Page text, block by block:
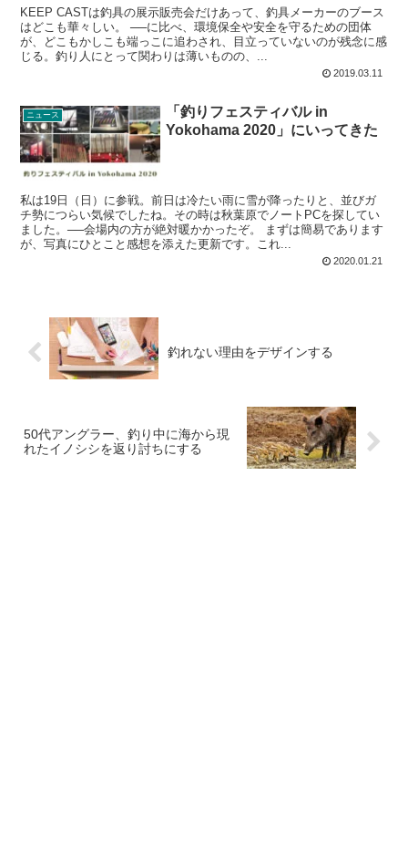
KEEP CASTは釣具の展示販売会だけあって、釣具メーカーのブース
はどこも華々しい。 ──に比べ、環境保全や安全を守るための団体
が、どこもかしこも端っこに追わされ、目立っていないのが残念に感
じる。釣り人にとって関わりは薄いものの、...
2019.03.11
ニュース
「釣りフェスティバル in
Yokohama 2020」にいってきた
私は19日（日）に参戦。前日は冷たい雨に雪が降ったりと、並びガ
チ勢につらい気候でしたね。その時は秋葉原でノートPCを探してい
ました。──会場内の方が絶対暖かかったぞ。 まずは簡易であります
が、写真にひとこと感想を添えた更新です。これ...
2020.01.21
釣れない理由をデザインする
50代アングラー、釣り中に海から現
れたイノシシを返り討ちにする